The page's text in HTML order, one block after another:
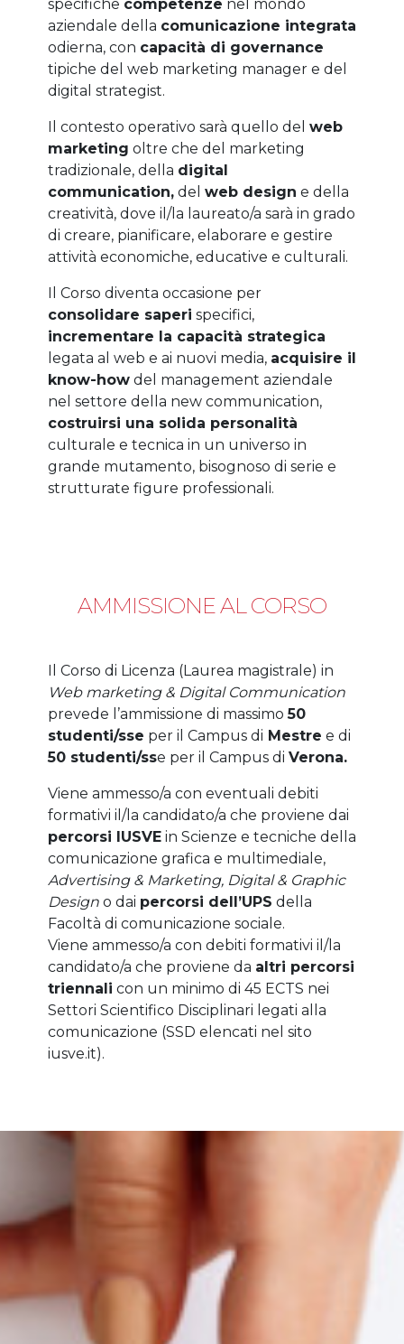
specifiche competenze nel mondo
aziendale della comunicazione integrata
odierna, con capacità di governance
tipiche del web marketing manager e del
digital strategist.
Il contesto operativo sarà quello del web
marketing oltre che del marketing
tradizionale, della digital
communication,del web design e della
creatività, dove il/la laureato/a sarà in grado
di creare, pianificare, elaborare e gestire
attività economiche, educative e culturali.
Il Corso diventa occasione per
consolidare saperi specifici,
incrementare la capacità strategica
legata al web e ai nuovi media, acquisire il
know-howdel management aziendale
nel settore della new communication,
costruirsi una solida personalità
culturale e tecnica in un universo in
grande mutamento, bisognoso di serie e
strutturate figure professionali.
AMMISSIONE AL CORSO
Il Corso di Licenza (Laurea magistrale) in
Web marketing & Digital Communication
prevede l’ammissione di massimo50
studenti/sse per il Campus di Mestre e di
50 studenti/sse per il Campus di Verona.
Viene ammesso/a con eventuali debiti
formativi il/la candidato/a che proviene dai
percorsi IUSVEin Scienze e tecniche della
comunicazione grafica e multimediale,
Advertising & Marketing, Digital & Graphic
Designo dai percorsi dell’UPS della
Facoltà di comunicazione sociale.
Viene ammesso/a con debiti formativi il/la
candidato/a che proviene da altri percorsi
triennali con un minimo di 45 ECTS nei
Settori Scientifico Disciplinari legati alla
comunicazione (SSD elencati nel sito
iusve.it).